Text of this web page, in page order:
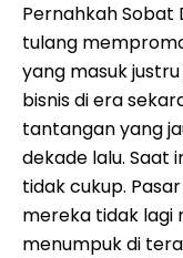
Pernahkah Sobat
tulang
yang masuk
bisnis di era
tantangan yang
dekade lalu. Saat
tidak cukup.
mereka tidak lagi
menumpuk di